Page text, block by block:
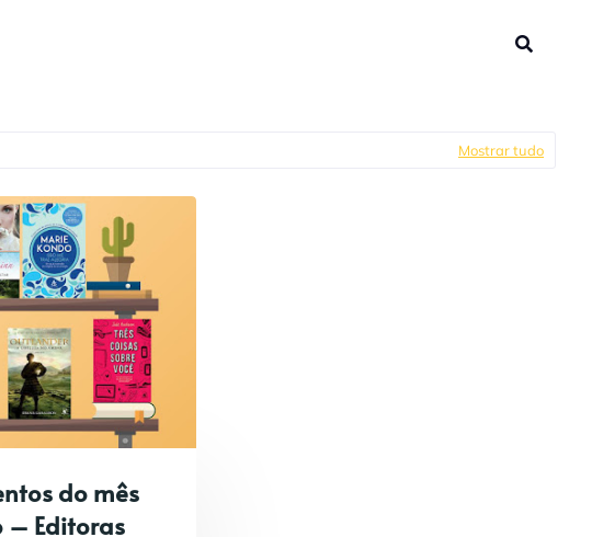
Mostrar tudo
do mês
– Editoras